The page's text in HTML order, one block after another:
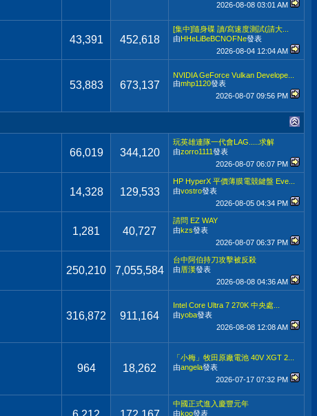
2026-08-08 03:01 AM
43,391 452,618
[集中]隨身碟 讀/寫速度測試(請大...
由HHeLiBeBCNOFNe發表
2026-08-04 12:04 AM
53,883 673,137
NVIDIA GeForce Vulkan Develope...
由mhp1120發表
2026-08-07 09:56 PM
66,019 344,120
玩英雄連隊一代會LAG.....求解
由zorro1111發表
2026-08-07 06:07 PM
14,328 129,533
HP HyperX 平價薄膜電競鍵盤 Eve...
由vostro發表
2026-08-05 04:34 PM
1,281 40,727
請問 EZ WAY
由kzs發表
2026-08-07 06:37 PM
250,210 7,055,584
台中阿伯持刀攻擊被反殺
由厝漢發表
2026-08-08 04:36 AM
316,872 911,164
Intel Core Ultra 7 270K 中央處...
由yoba發表
2026-08-08 12:08 AM
964 18,262
「小梅」牧田原廠電池 40V XGT 2...
由angela發表
2026-07-17 07:32 PM
中國正式進入慶豐元年
由koo發表